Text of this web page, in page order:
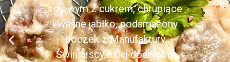
sojowym z cukrem, chrupiące
kwaśne jabłko, podsmażony
boczek z Manufaktury
Świniarscy.Dalej dodajemy